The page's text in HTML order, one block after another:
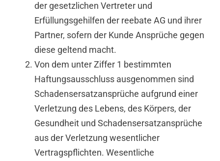
der gesetzlichen Vertreter und
Erfüllungsgehilfen der reebate AG und ihrer
Partner, sofern der Kunde Ansprüche gegen
diese geltend macht.
Von dem unter Ziffer 1 bestimmten
Haftungsausschluss ausgenommen sind
Schadensersatzansprüche aufgrund einer
Verletzung des Lebens, des Körpers, der
Gesundheit und Schadensersatzansprüche
aus der Verletzung wesentlicher
Vertragspflichten. Wesentliche